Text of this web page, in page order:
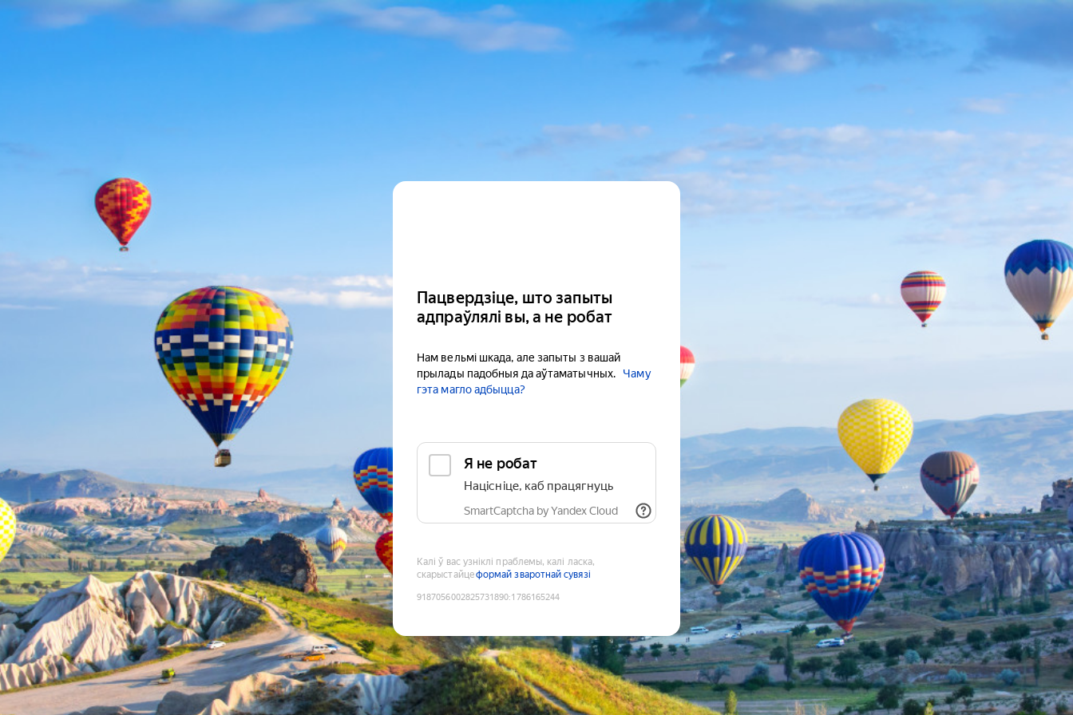
Пацвердзіце, што запыты
адпраўлялі вы, а не робат
Нам вельмі шкада, але запыты з вашай
прылады падобныя да аўтаматычных.
Чаму
гэта магло адбыцца?
Я не робат
Націсніце, каб працягнуць
SmartCaptcha by Yandex Cloud
Калі ў вас узніклі праблемы, калі ласка,
скарыстайцеформай зваротнай сувязі
9187056002825731890:1786165244